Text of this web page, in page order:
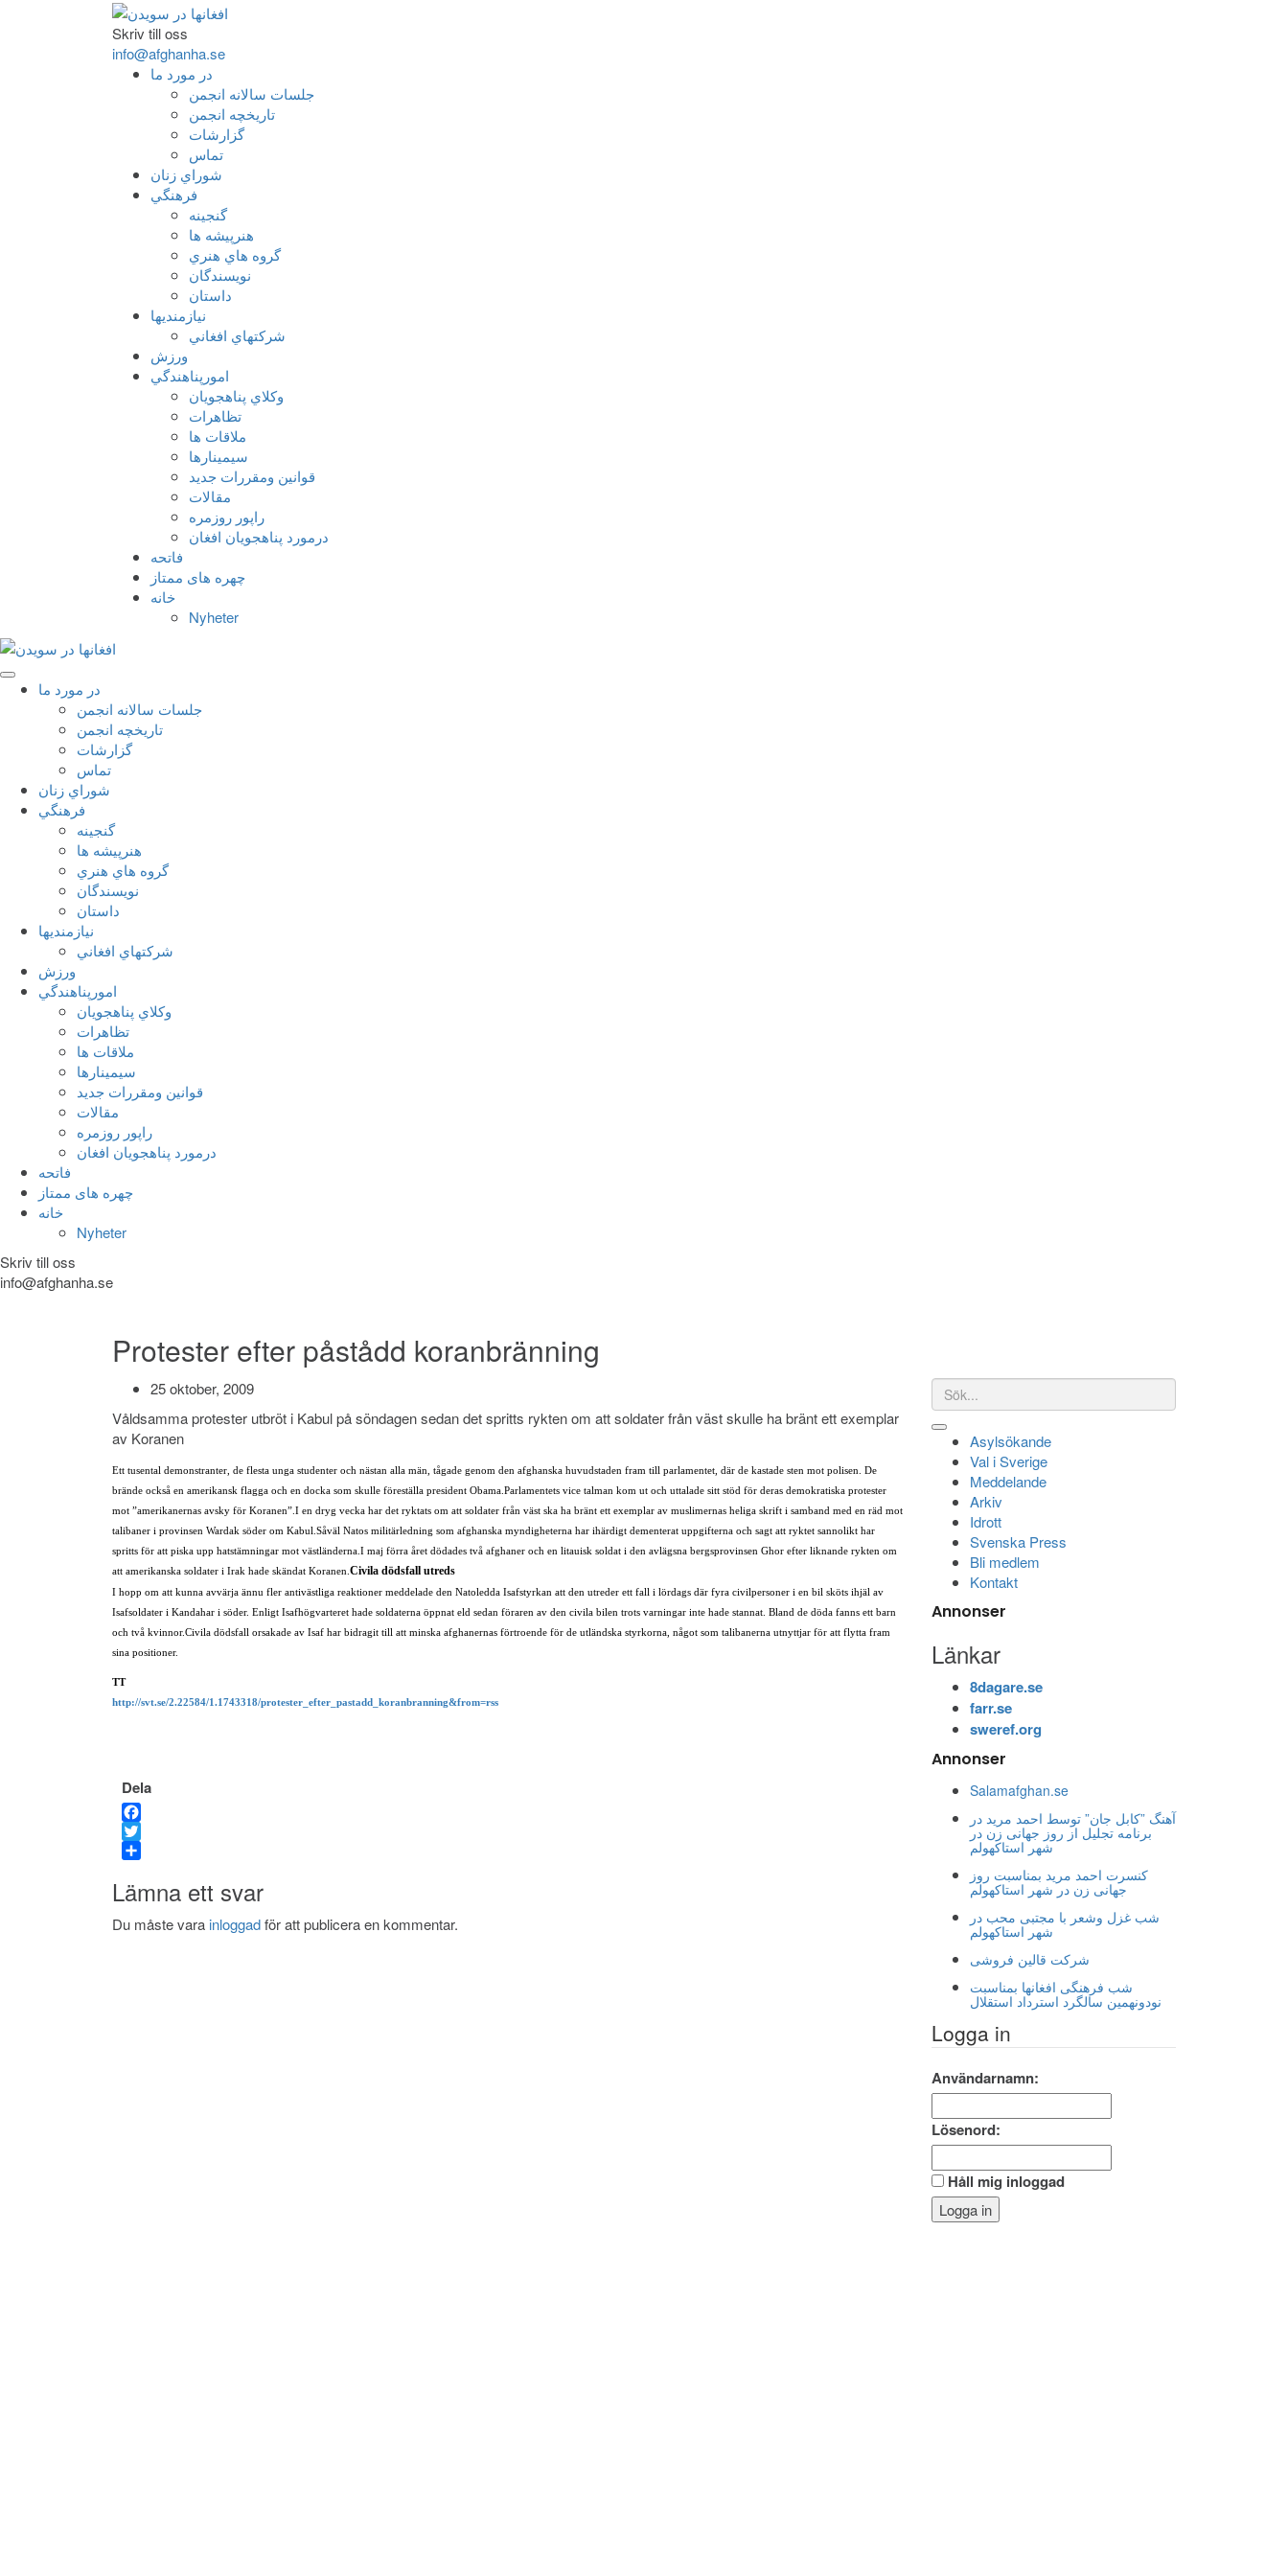
Skriv till oss
info@afghanha.se
در مورد ما
جلسات سالانه انجمن
تاریخچه انجمن
گزارشات
تماس
شوراي زنان
فرهنگي
گنجينه
هنرپيشه ها
گروه هاي هنري
نويسندگان
داستان
نيازمنديها
شرکتهاي افغاني
ورزش
امورپناهندگي
وکلاي پناهجويان
تظاهرات
ملاقات ها
سيمينارها
قوانين ومقررات جديد
مقالات
راپور روزمره
درمورد پناهجويان افغان
فاتحه
چهره های ممتاز
خانه
Nyheter
در مورد ما
جلسات سالانه انجمن
تاریخچه انجمن
گزارشات
تماس
شوراي زنان
فرهنگي
گنجينه
هنرپيشه ها
گروه هاي هنري
نويسندگان
داستان
نيازمنديها
شرکتهاي افغاني
ورزش
امورپناهندگي
وکلاي پناهجويان
تظاهرات
ملاقات ها
سيمينارها
قوانين ومقررات جديد
مقالات
راپور روزمره
درمورد پناهجويان افغان
فاتحه
چهره های ممتاز
خانه
Nyheter
Skriv till oss
info@afghanha.se
Protester efter påstådd koranbränning
25 oktober, 2009
Våldsamma protester utbröt i Kabul på söndagen sedan det spritts rykten om att soldater från väst skulle ha bränt ett exemplar
av Koranen
Ett tusental demonstranter, de flesta unga studenter och nästan alla män, tågade genom den afghanska huvudstaden fram till parlamentet, där de kastade sten mot polisen. De
brände också en amerikansk flagga och en docka som skulle föreställa president Obama. Parlamentets vice talman kom ut och uttalade sitt stöd för deras demokratiska protester
mot ”amerikanernas avsky för Koranen”. I en dryg vecka har det ryktats om att soldater från väst ska ha bränt ett exemplar av muslimernas heliga skrift i samband med en räd mot
talibaner i provinsen Wardak söder om Kabul. Såväl Natos militärledning som afghanska myndigheterna har ihärdigt dementerat uppgifterna och sagt att ryktet sannolikt har
spritts för att piska upp hatstämningar mot västländerna. I maj förra året dödades två afghaner och en litauisk soldat i den avlägsna bergsprovinsen Ghor efter liknande rykten om
att amerikanska soldater i Irak hade skändat Koranen. Civila dödsfall utreds
I hopp om att kunna avvärja ännu fler antivästliga reaktioner meddelade den Natoledda Isafstyrkan att den utreder ett fall i lördags där fyra civilpersoner i en bil sköts ihjäl av
Isafsoldater i Kandahar i söder. Enligt Isafhögvarteret hade soldaterna öppnat eld sedan föraren av den civila bilen trots varningar inte hade stannat. Bland de döda fanns ett barn
och två kvinnor.Civila dödsfall orsakade av Isaf har bidragit till att minska afghanernas förtroende för de utländska styrkorna, något som talibanerna utnyttjar för att flytta fram
sina positioner.
TT
http://svt.se/2.22584/1.1743318/protester_efter_pastadd_koranbranning&from=rss
Dela
Facebook
Twitter
Lämna ett svar
Du måste vara inloggadför att publicera en kommentar.
Asylsökande
Val i Sverige
Meddelande
Arkiv
Idrott
Svenska Press
Bli medlem
Kontakt
Annonser
Länkar
8dagare.se
farr.se
sweref.org
Annonser
Salamafghan.se
آهنگ ”کابل جان” توسط احمد مرید در
برنامه تجلیل از روز جهانی زن در
شهر استاکهولم
کنسرت احمد مرید بمناسبت روز
جهانی زن در شهر استاکهولم
شب غزل وشعر با مجتبی محب در
شهر استاکهولم
شرکت قالین فروشی
شب فرهنگی افغانها بمناسبت
نودونهمین سالگرد استرداد استقلال
Logga in
Användarnamn:
Lösenord:
Håll mig inloggad
Logga in